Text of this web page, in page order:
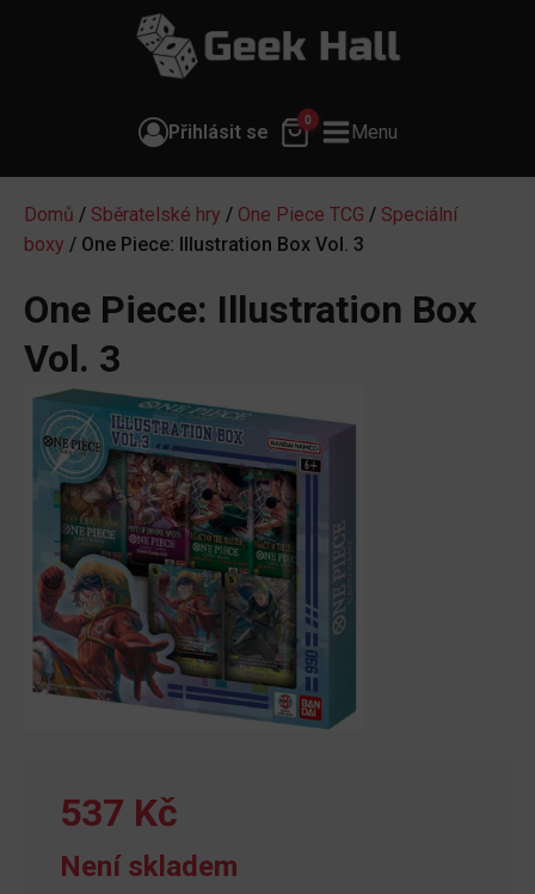
Přihlásit se
0
Menu
Domů / Sběratelské hry / One Piece TCG / Speciální
boxy / One Piece: Illustration Box Vol. 3
One Piece: Illustration Box
Vol. 3
537 Kč
Není skladem